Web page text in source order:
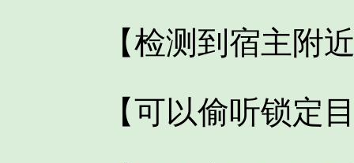
【检测到宿主附近
【可以偷听锁定目